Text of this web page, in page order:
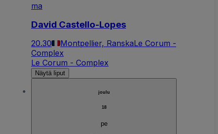
ma
David Castello-Lopes
20.30 Montpellier, RanskaLe Corum -
Complex
Le Corum - Complex
Näytä liput
joulu
18
pe